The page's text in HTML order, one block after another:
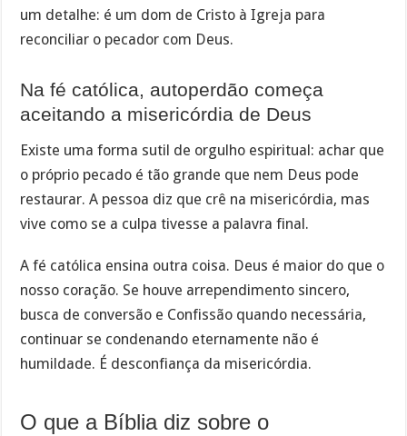
um detalhe: é um dom de Cristo à Igreja para
reconciliar o pecador com Deus.
Na fé católica, autoperdão começa
aceitando a misericórdia de Deus
Existe uma forma sutil de orgulho espiritual: achar que
o próprio pecado é tão grande que nem Deus pode
restaurar. A pessoa diz que crê na misericórdia, mas
vive como se a culpa tivesse a palavra final.
A fé católica ensina outra coisa. Deus é maior do que o
nosso coração. Se houve arrependimento sincero,
busca de conversão e Confissão quando necessária,
continuar se condenando eternamente não é
humildade. É desconfiança da misericórdia.
O que a Bíblia diz sobre o